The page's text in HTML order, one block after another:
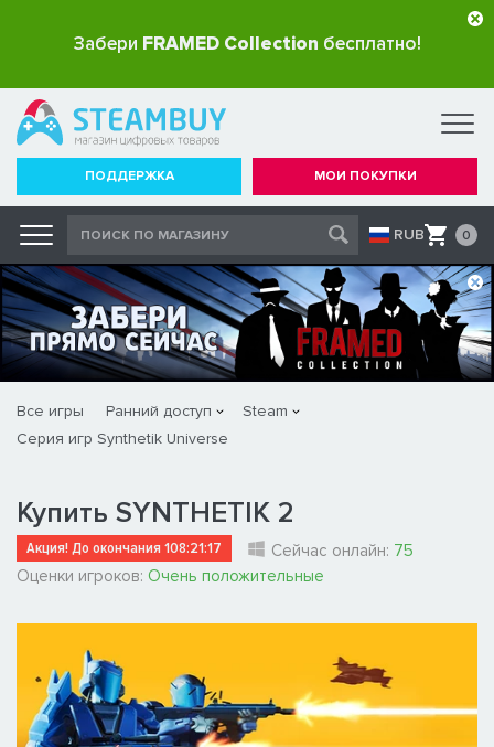
Забери FRAMED Collection бесплатно!
ПОДДЕРЖКА МОИ ПОКУПКИ
RUB 0
Все игры Ранний доступ
Steam
Серия игр Synthetik Universe
Купить SYNTHETIK 2
Акция! До окончания108:21:17 Сейчас онлайн: 75
Оценки игроков: Очень положительные